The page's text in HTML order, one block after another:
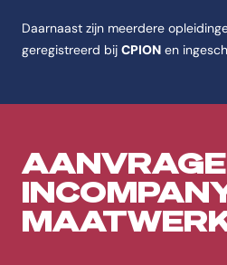
Daarnaast zijn meerdere
geregistreerd bij CPION en